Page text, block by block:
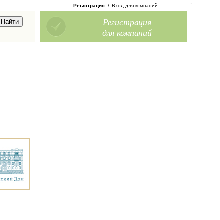
Регистрация / Вход для компаний
Регистрация
для компаний